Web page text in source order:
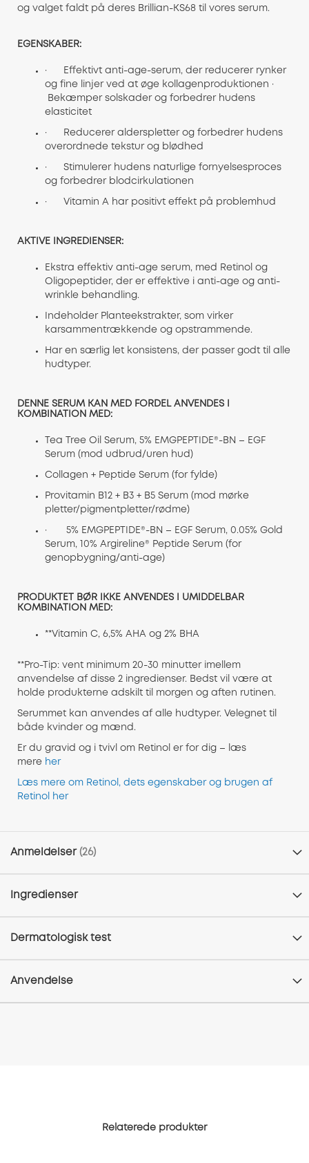
og valget faldt på deres Brillian-KS68 til vores serum.
EGENSKABER:
· Effektivt anti-age-serum, der reducerer rynker
og fine linjer ved at øge kollagenproduktionen ·
Bekæmper solskader og forbedrer hudens
elasticitet
· Reducerer alderspletter og forbedrer hudens
overordnede tekstur og blødhed
· Stimulerer hudens naturlige fornyelsesproces
og forbedrer blodcirkulationen
· Vitamin A har positivt effekt på problemhud
AKTIVE INGREDIENSER:
Ekstra effektiv anti-age serum, med Retinol og
Oligopeptider, der er effektive i anti-age og anti-
wrinkle behandling.
Indeholder Planteekstrakter, som virker
karsammentrækkende og opstrammende.
Har en særlig let konsistens, der passer godt til alle
hudtyper.
DENNE SERUM KAN MED FORDEL ANVENDES I
KOMBINATION MED:
Tea Tree Oil Serum, 5% EMGPEPTIDE®-BN – EGF
Serum (mod udbrud/uren hud)
Collagen + Peptide Serum (for fylde)
Provitamin B12 + B3 + B5 Serum (mod mørke
pletter/pigmentpletter/rødme)
· 5% EMGPEPTIDE®-BN – EGF Serum, 0.05% Gold
Serum, 10% Argireline® Peptide Serum (for
genopbygning/anti-age)
PRODUKTET BØR IKKE ANVENDES I UMIDDELBAR
KOMBINATION MED:
**Vitamin C, 6,5% AHA og 2% BHA
**Pro-Tip: vent minimum 20-30 minutter imellem
anvendelse af disse 2 ingredienser. Bedst vil være at
holde produkterne adskilt til morgen og aften rutinen.
Serummet kan anvendes af alle hudtyper. Velegnet til
både kvinder og mænd.
Er du gravid og i tvivl om Retinol er for dig – læs
mere her
Læs mere om Retinol, dets egenskaber og brugen af
Retinol her
Anmeldelser 26
Ingredienser
Dermatologisk test
Anvendelse
Relaterede produkter